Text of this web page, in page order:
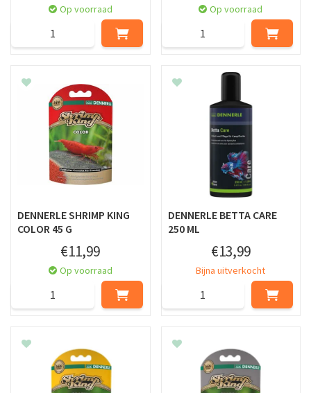
Op voorraad Op voorraad
DENNERLE SHRIMP KING
COLOR 45 G
€11,99
Op voorraad
DENNERLE BETTA CARE
250 ML
€13,99
Bijna uitverkocht